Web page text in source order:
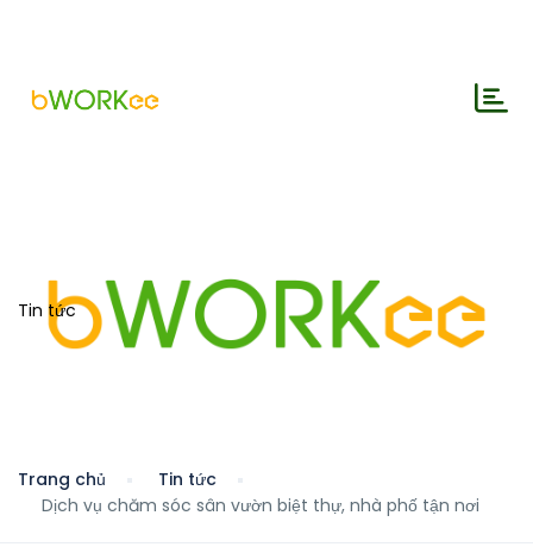
Tin tức
Trang chủ
Tin tức
Dịch vụ chăm sóc sân vườn biệt thự, nhà phố tận nơi